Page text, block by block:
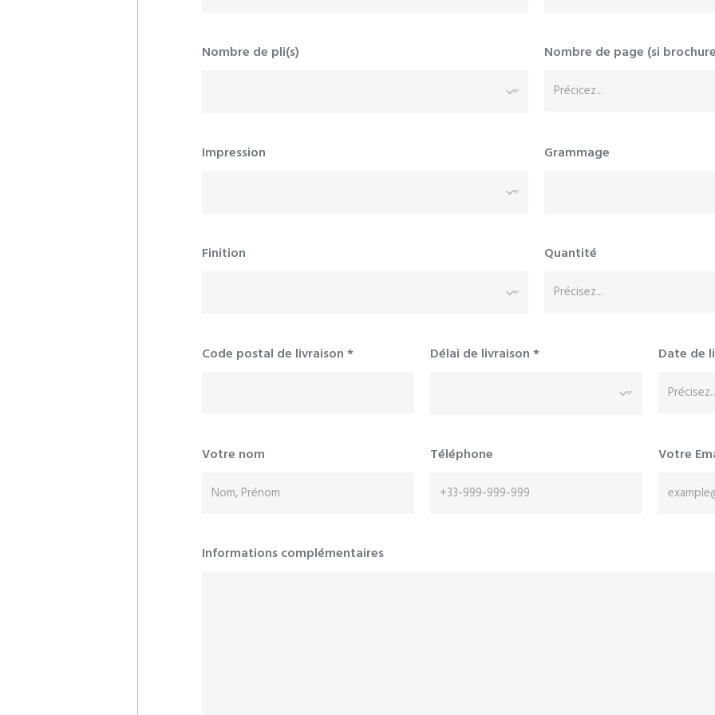
Nombre de pli(s) Nombre de page (si
Impression Grammage
Finition Quantité
Code postal de livraison* Délai de livraison* Date de
Votre nom Téléphone Votre
Informations complémentaires